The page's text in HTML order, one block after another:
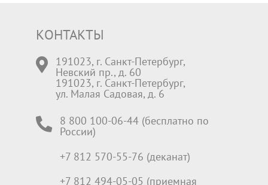
КОНТАКТЫ
191023, г. Санкт-Петербург,
Невский пр., д. 60
191023, г. Санкт-Петербург,
ул. Малая Садовая, д. 6
8 800 100-06-44 (бесплатно по
России)
+7 812 570-55-76 (деканат)
+7 812 494-05-05 (приемная